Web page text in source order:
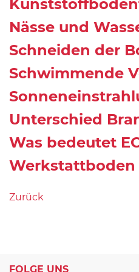
Nässe und
Schneiden der
Schwimmende
Unterschied
Was bedeutet
Werkstattboden
Zurück
FOLGE UNS